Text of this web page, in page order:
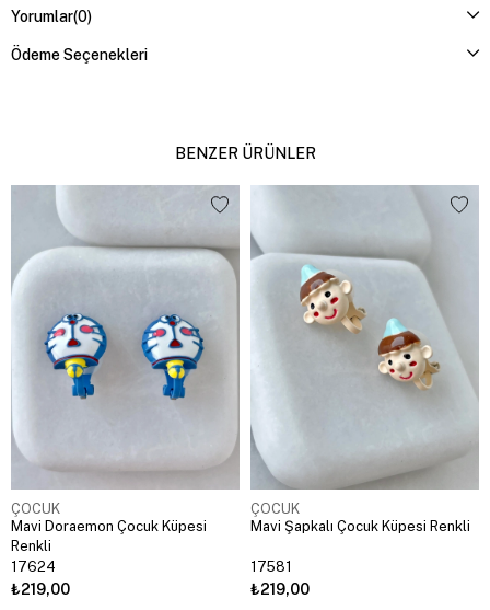
Yorumlar(0)
Ödeme Seçenekleri
BENZER ÜRÜNLER
ÇOCUK
Mavi Doraemon Çocuk Küpesi
Renkli
17624
₺219,00
ÇOCUK
Mavi Şapkalı Çocuk Küpesi Renkli
17581
₺219,00